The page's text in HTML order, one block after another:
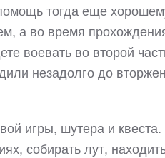
тогда еще
а во время
воевать во второй
незадолго до
игры, шутера и
собирать лут,